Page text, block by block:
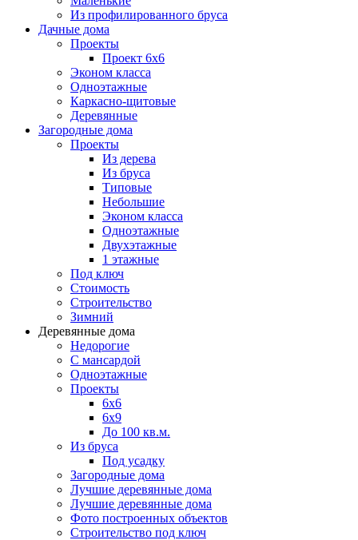
Из профилированного бруса
Дачные дома
Проекты
Проект 6х6
Эконом класса
Одноэтажные
Каркасно-щитовые
Деревянные
Загородные дома
Проекты
Из дерева
Из бруса
Типовые
Небольшие
Эконом класса
Одноэтажные
Двухэтажные
1 этажные
Под ключ
Стоимость
Строительство
Зимний
Деревянные дома
Недорогие
С мансардой
Одноэтажные
Проекты
6х6
6х9
До 100 кв.м.
Из бруса
Под усадку
Загородные дома
Лучшие деревянные дома
Лучшие деревянные дома
Фото построенных объектов
Строительство под ключ